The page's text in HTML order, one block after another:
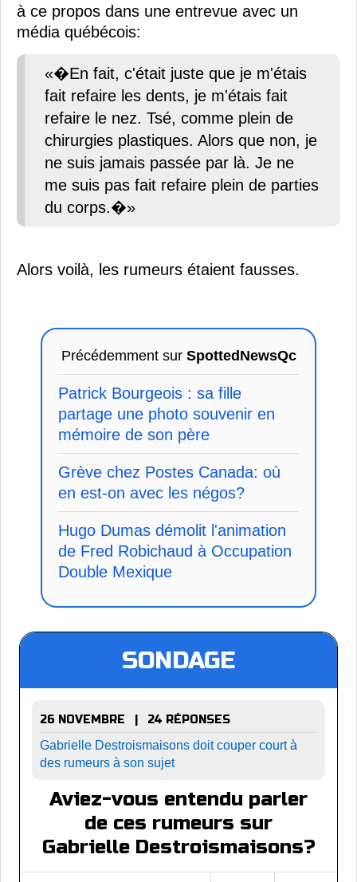
à ce propos dans une entrevue avec un
média québécois:
«�En fait, c'était juste que je m'étais
fait refaire les dents, je m'étais fait
refaire le nez. Tsé, comme plein de
chirurgies plastiques. Alors que non, je
ne suis jamais passée par là. Je ne
me suis pas fait refaire plein de parties
du corps.�»
Alors voilà, les rumeurs étaient fausses.
Précédemment sur SpottedNewsQc
Patrick Bourgeois : sa fille
partage une photo souvenir en
mémoire de son père
Grève chez Postes Canada: où
en est-on avec les négos?
Hugo Dumas démolit l'animation
de Fred Robichaud à Occupation
Double Mexique
SONDAGE
26 NOVEMBRE | 24 RÉPONSES
Gabrielle Destroismaisons doit couper court à
des rumeurs à son sujet
Aviez-vous entendu parler
de ces rumeurs sur
Gabrielle Destroismaisons?